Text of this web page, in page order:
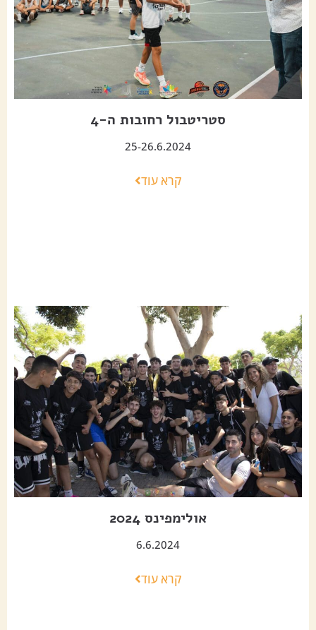
סטריטבול רחובות ה-4
25-26.6.2024
קרא עוד
אולימפינס 2024
6.6.2024
קרא עוד